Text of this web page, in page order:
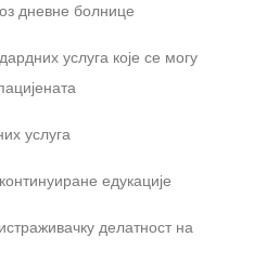
дневне болнице
услуга које се могу
услуга
едукације
делатност на